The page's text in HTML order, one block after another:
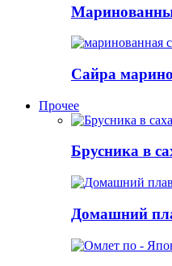
Сайра
Прочее
Брусника в
Домашний